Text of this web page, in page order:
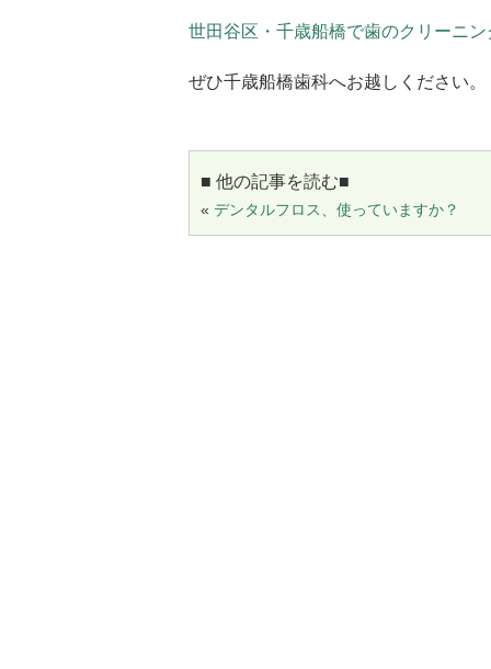
世田谷区・千歳船橋で歯のクリーニ
ぜひ千歳船橋歯科へお越しください。
■ 他の記事を読む■
« デンタルフロス、使っていますか？